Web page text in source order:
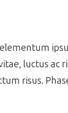
luctus ac
risus.